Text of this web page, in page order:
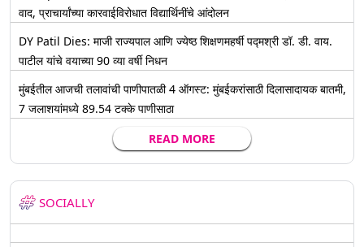
वाद, प्राचार्यांच्या कारवाईविरोधात विद्यार्थिनींचे आंदोलन
DY Patil Dies: माजी राज्यपाल आणि ज्येष्ठ शिक्षणमहर्षी पद्मश्री डॉ. डी. वाय.
पाटील यांचे वयाच्या 90 व्या वर्षी निधन
मुंबईतील आजची तलावांची पाणीपातळी 4 ऑगस्ट: मुंबईकरांसाठी दिलासादायक बातमी,
7 जलाशयांमध्ये 89.54 टक्के पाणीसाठा
READ MORE
SOCIALLY